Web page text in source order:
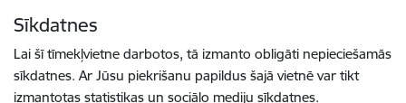
Sīkdatnes
Lai šī tīmekļvietne darbotos, tā izmanto obligāti nepieciešamās
sīkdatnes. Ar Jūsu piekrišanu papildus šajā vietnē var tikt
izmantotas statistikas un sociālo mediju sīkdatnes.